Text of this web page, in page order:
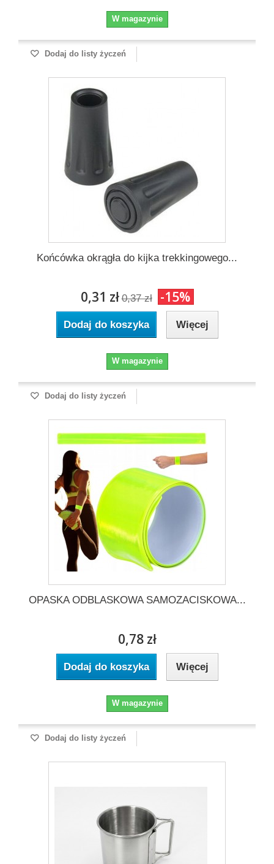
W magazynie
Dodaj do listy życzeń
Końcówka okrągła do kijka trekkingowego...
0,31 zł 0,37 zł -15%
Dodaj do koszyka Więcej
W magazynie
Dodaj do listy życzeń
OPASKA ODBLASKOWA SAMOZACISKOWA...
0,78 zł
Dodaj do koszyka Więcej
W magazynie
Dodaj do listy życzeń